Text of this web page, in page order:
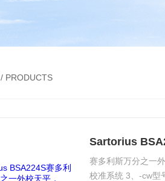
/ PRODUCTS
Sartorius
赛多利斯万分之一
校准系统 3、-cw型